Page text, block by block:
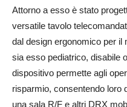
Attorno a esso è stato
versatile tavolo
dal design ergonomico per
sia esso pediatrico, disabile
dispositivo permette agli
risparmio, consentendo loro
una sala R/F e altri DRX